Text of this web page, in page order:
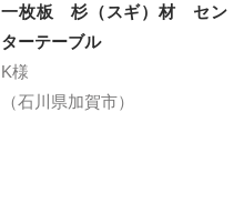
一枚板 杉（スギ）材 セン
ターテーブル
K様
（石川県加賀市）